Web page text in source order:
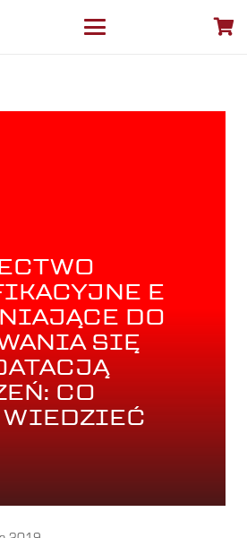
E
DO
SIĘ
CO
WIEDZIEĆ